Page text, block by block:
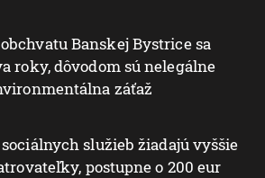
Banskej Bystrice sa
roky, dôvodom sú nelegálne
záťaž
služieb žiadajú vyššie
postupne o 200 eur